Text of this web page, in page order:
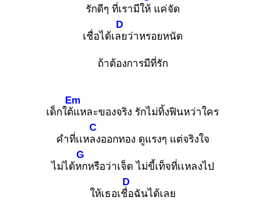
รักดีๆ ที่เรามีให้ แค่จัด
เชื่อได้เลย
D
ว่าหรอยหนัด
ถ้าต้องการมีที่รัก
เด็กใต้แ
Em
หละของจริง รักไม่ทิ้งฟินหว่าใคร
คำที่เเหลง
C
ออกทอง ดูแรงๆ แต่จริงใจ
ไม่ได้หก
G
หรือว่าเจ็ด ไม่ขี้เท็จที่เเหลงไป
ให้เธอเชื่อ
D
ฉันได้เลย